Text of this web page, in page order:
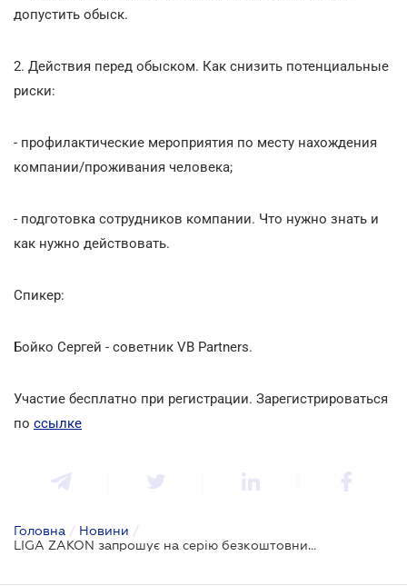
допустить обыск.
2. Действия перед обыском. Как снизить потенциальные
риски:
- профилактические мероприятия по месту нахождения
компании/проживания человека;
- подготовка сотрудников компании. Что нужно знать и
как нужно действовать.
Спикер:
Бойко Сергей - советник VB Partners.
Участие бесплатно при регистрации. Зарегистрироваться
по ссылке
Головна / Новини /
LIGA ZAKON запрошує на серію безкоштовних вебінарів по обшукам : "Модуль 2. «Підготовка» до обшуку, зниження потенційних ризиків"